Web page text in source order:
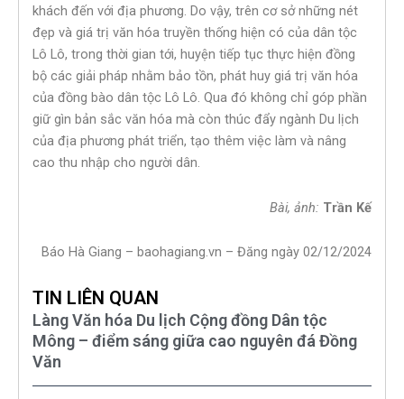
khách đến với địa phương. Do vậy, trên cơ sở những nét
đẹp và giá trị văn hóa truyền thống hiện có của dân tộc
Lô Lô, trong thời gian tới, huyện tiếp tục thực hiện đồng
bộ các giải pháp nhằm bảo tồn, phát huy giá trị văn hóa
của đồng bào dân tộc Lô Lô. Qua đó không chỉ góp phần
giữ gìn bản sắc văn hóa mà còn thúc đẩy ngành Du lịch
của địa phương phát triển, tạo thêm việc làm và nâng
cao thu nhập cho người dân.
Bài, ảnh: Trần Kế
Báo Hà Giang – baohagiang.vn – Đăng ngày 02/12/2024
TIN LIÊN QUAN
Làng Văn hóa Du lịch Cộng đồng Dân tộc
Mông – điểm sáng giữa cao nguyên đá Đồng
Văn